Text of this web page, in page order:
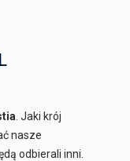
. Jaki krój
nasze
odbierali inni.